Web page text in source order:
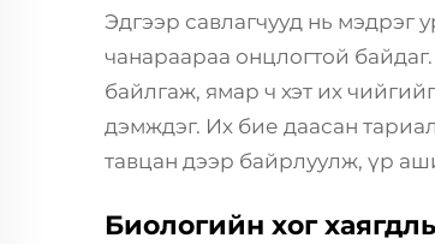
Эдгээр савлагчууд нь мэдрэг
чанараараа онцлогтой
байлгаж, ямар ч хэт их
дэмждэг. Их бие даасан
тавцан дээр байрлуулж, үр
Биологийн хог